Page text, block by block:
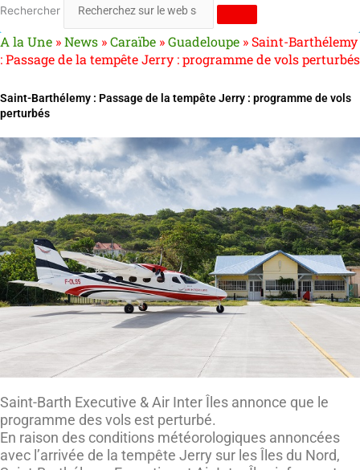
Rechercher
A la Une »News »Caraïbe »Guadeloupe »Saint-Barthélemy
: Passage de la tempête Jerry : programme de vols perturbés
Saint-Barthélemy : Passage de la tempête Jerry : programme de vols
perturbés
Saint-Barth Executive & Air Inter Îles annonce que le
programme des vols est perturbé.
En raison des conditions météorologiques annoncées
avec l’arrivée de la tempête Jerry sur les Îles du Nord,